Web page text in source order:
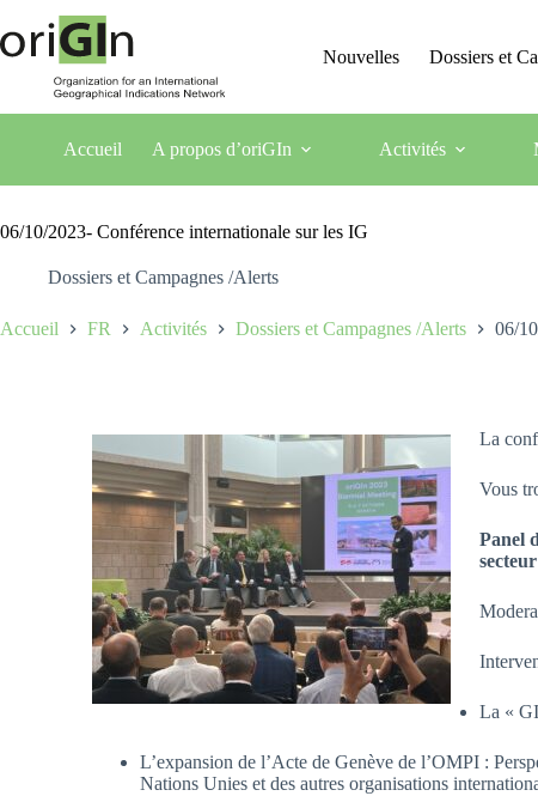
Nouvelles Dossiers et
Accueil A propos d’oriGIn Activités
06/10/2023- Conférence internationale sur les IG
Dossiers et Campagnes /Alerts
Accueil FR Activités Dossiers et Campagnes /Alerts 06/
La
Vous
Panel
La «
L’expansion de l’Acte de Genève de l’OMPI :
Nations Unies et des autres organisations